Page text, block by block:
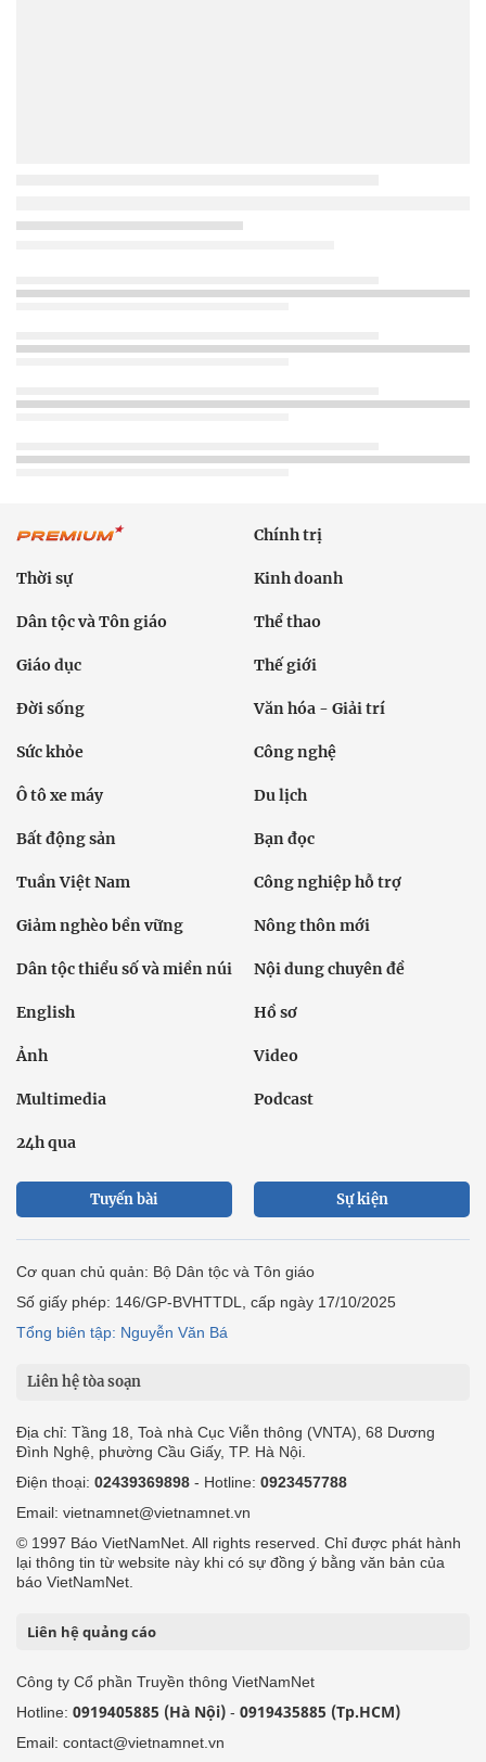
Chính trị
Thời sự Kinh doanh
Dân tộc và Tôn giáo Thể thao
Giáo dục Thế giới
Đời sống Văn hóa - Giải trí
Sức khỏe Công nghệ
Ô tô xe máy Du lịch
Bất động sản Bạn đọc
Tuần Việt Nam Công nghiệp hỗ trợ
Giảm nghèo bền vững Nông thôn mới
Dân tộc thiểu số và miền núi Nội dung chuyên đề
English Hồ sơ
Ảnh Video
Multimedia Podcast
24h qua
Tuyến bài Sự kiện
Cơ quan chủ quản: Bộ Dân tộc và Tôn giáo
Số giấy phép: 146/GP-BVHTTDL, cấp ngày 17/10/2025
Tổng biên tập: Nguyễn Văn Bá
Liên hệ tòa soạn
Địa chỉ: Tầng 18, Toà nhà Cục Viễn thông (VNTA), 68 Dương
Đình Nghệ, phường Cầu Giấy, TP. Hà Nội.
Điện thoại: 02439369898 - Hotline: 0923457788
Email: vietnamnet@vietnamnet.vn
© 1997 Báo VietNamNet. All rights reserved. Chỉ được phát hành
lại thông tin từ website này khi có sự đồng ý bằng văn bản của
báo VietNamNet.
Liên hệ quảng cáo
Công ty Cổ phần Truyền thông VietNamNet
Hotline: 0919405885 (Hà Nội) - 0919435885 (Tp.HCM)
Email: contact@vietnamnet.vn